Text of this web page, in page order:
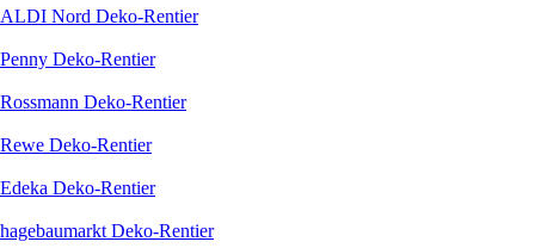
ALDI Nord Deko-Rentier
Penny Deko-Rentier
Rossmann Deko-Rentier
Rewe Deko-Rentier
Edeka Deko-Rentier
hagebaumarkt Deko-Rentier